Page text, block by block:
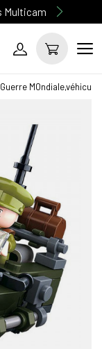
Multicam
MOndiale,véhicule